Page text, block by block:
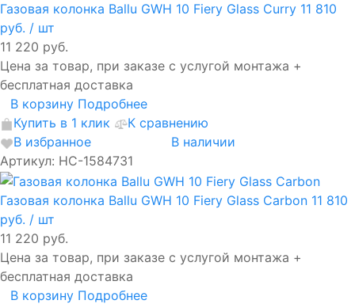
Газовая колонка Ballu GWH 10 Fiery Glass Curry 11 810
руб. / шт
11 220 руб.
Цена за товар, при заказе с услугой монтажа +
бесплатная доставка
В корзину Подробнее
Купить в 1 клик
К сравнению
В избранное
В наличии
Артикул: НС-1584731
Газовая колонка Ballu GWH 10 Fiery Glass Carbon 11 810
руб. / шт
11 220 руб.
Цена за товар, при заказе с услугой монтажа +
бесплатная доставка
В корзину Подробнее